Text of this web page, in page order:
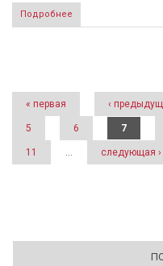
Подробнее
Страницы
« первая ‹
5 6 7
11 … следующая ›